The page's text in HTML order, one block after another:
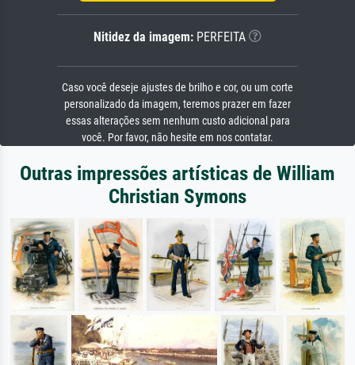
Nitidez da imagem: PERFEITA
Caso você deseje ajustes de brilho e cor, ou um corte
personalizado da imagem, teremos prazer em fazer
essas alterações sem nenhum custo adicional para
você. Por favor, não hesite em nos contatar.
Outras impressões artísticas de William
Christian Symons